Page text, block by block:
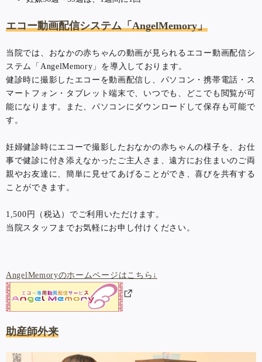
エコー動画配信システム「AngelMemory」
当院では、おなかの赤ちゃんの動画が見られるエコー動画配信シ
ステム「AngelMemory」を導入しております。
健診時に撮影したエコーを動画配信し、パソコン・携帯電話・ス
マートフォン・タブレット端末で、いつでも、どこでも閲覧が可
能になります。また、パソコンにダウンロードして保存も可能で
す。
妊婦健診時にエコーで撮影したおなかの赤ちゃんの様子を、お仕
事で健診に付き添えなかったご主人さま、遠方にお住まいのご両
親やお友達に、簡単に見せてあげることができ、喜びを共有する
ことができます。
1,500円（税込）でご利用いただけます。
当院スタッフまでお気軽にお申し付けください。
AngelMemoryのホームページはこちら↓
助産師外来